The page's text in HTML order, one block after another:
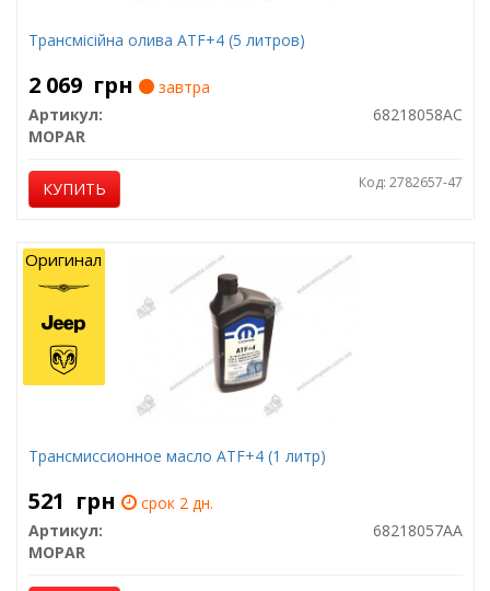
Трансмісійна олива ATF+4 (5 литров)
2 069 грн
завтра
Артикул:
68218058AC
MOPAR
КУПИТЬ Код: 2782657-47
Трансмиссионное масло ATF+4 (1 литр)
521 грн
срок 2 дн.
Артикул:
68218057AA
MOPAR
Оригинал